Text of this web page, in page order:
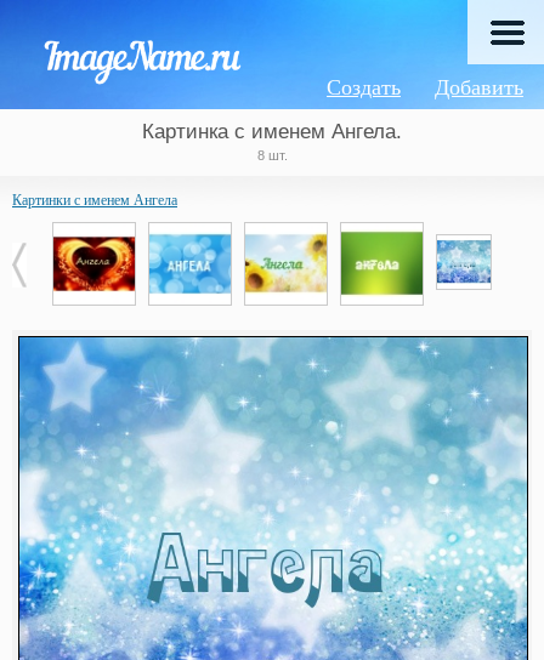
Добавить
Создать
Картинка с именем Ангела.
8 шт.
Картинки с именем Ангела